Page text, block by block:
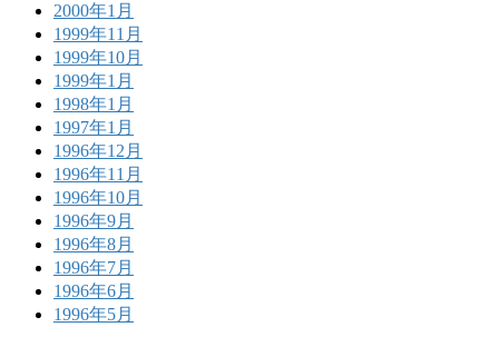
2000年1月
1999年11月
1999年10月
1999年1月
1998年1月
1997年1月
1996年12月
1996年11月
1996年10月
1996年9月
1996年8月
1996年7月
1996年6月
1996年5月